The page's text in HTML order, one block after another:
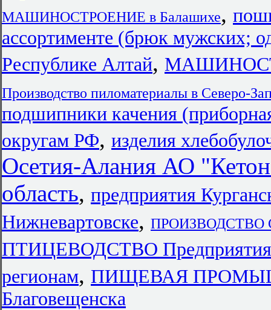
МАШИНОСТРОЕНИЕ в Балашихе,
ассортименте (брюк мужских;
Республике Алтай,
Производство пиломатериалы в Северо-
подшипники качения
округам РФ, изделия
Осетия-Алания АО
область, предприятия
Нижневартовске,
ПТИЦЕВОДСТВО Предприятия
регионам, ПИЩЕВАЯ
Благовещенска